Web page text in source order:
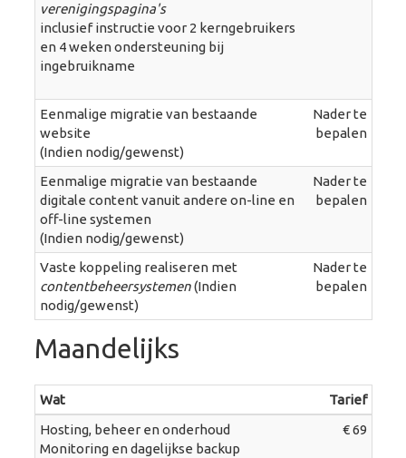
verenigingspagina's
inclusief instructie voor 2 kerngebruikers
en 4 weken ondersteuning bij
ingebruikname
Eenmalige migratie van bestaande
website
(Indien nodig/gewenst)
Nader te
bepalen
Eenmalige migratie van bestaande
digitale content vanuit andere on-line en
off-line systemen
(Indien nodig/gewenst)
Nader te
bepalen
Vaste koppeling realiseren met
contentbeheersystemen(Indien
nodig/gewenst)
Nader te
bepalen
Maandelijks
Wat
Tarief
Hosting, beheer en onderhoud
Monitoring en dagelijkse backup
€ 69